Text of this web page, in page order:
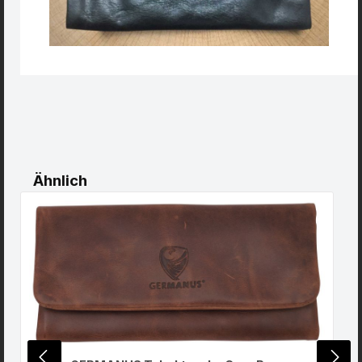
Produktgalerie überspringen
Ähnlich